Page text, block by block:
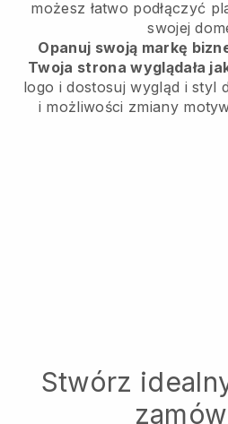
możesz łatwo podłączyć
swojej
Opanuj swoją markę
Twoja strona wyglądała
logo i dostosuj wygląd i styl
i możliwości zmiany
Stwórz